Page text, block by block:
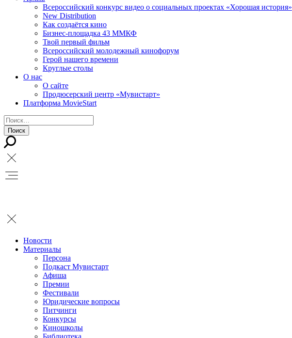
Всероссийский конкурс видео о социальных проектах «Хорошая история»
New Distribution
Как создаётся кино
Бизнес-площадка 43 ММКФ
Твой первый фильм
Всероссийский молодежный кинофорум
Герой нашего времени
Круглые столы
О нас
О сайте
Продюсерский центр «Мувистарт»
Платформа MovieStart
Новости
Материалы
Персона
Подкаст Мувистарт
Афиша
Премии
Фестивали
Юридические вопросы
Питчинги
Конкурсы
Киношколы
Библиотека